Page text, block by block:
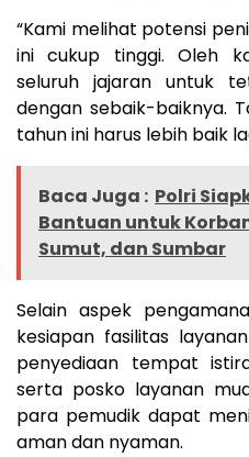
“Kami melihat potensi
ini cukup tinggi. Oleh
seluruh jajaran untuk
dengan sebaik-baiknya.
tahun ini harus lebih baik
Baca Juga : Polri
Bantuan untuk
Sumut, dan Sumbar
Selain aspek
kesiapan fasilitas
penyediaan tempat
serta posko layanan
para pemudik dapat
aman dan nyaman.